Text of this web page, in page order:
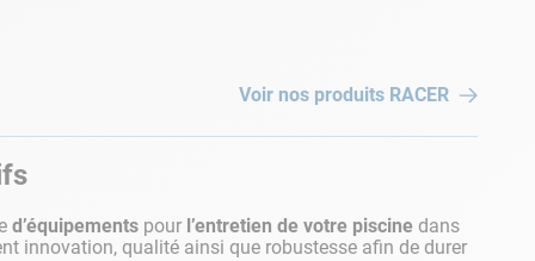
Voir nos produits RACER
d’équipements pour l’entretien de votre piscine dans
innovation, qualité ainsi que robustesse afin de durer